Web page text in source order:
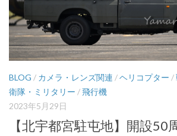
BLOG / カメラ・レンズ関連 /ヘリコプター /
衛隊・ミリタリー /飛行機
2023年5月29日
【北宇都宮駐屯地】開設50